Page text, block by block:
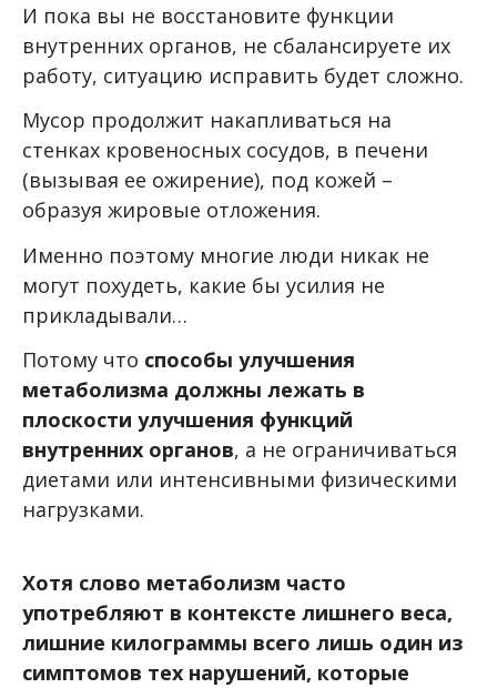
И пока вы не восстановите функции
внутренних органов, не сбалансируете их
работу, ситуацию исправить будет сложно.
Мусор продолжит накапливаться на
стенках кровеносных сосудов, в печени
(вызывая ее ожирение), под кожей –
образуя жировые отложения.
Именно поэтому многие люди никак не
могут похудеть, какие бы усилия не
прикладывали…
Потому что способы улучшения
метаболизма должны лежать в
плоскости улучшения функций
внутренних органов, а не ограничиваться
диетами или интенсивными физическими
нагрузками.
Хотя слово метаболизм часто
употребляют в контексте лишнего веса,
лишние килограммы всего лишь один из
симптомов тех нарушений, которые